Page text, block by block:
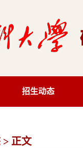
招生动态
> 正文